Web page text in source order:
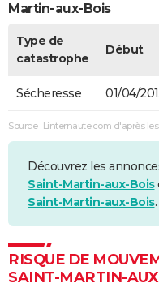
Martin-aux-Bois
Type de
catastrophe
Début
Sécheresse 01/04/
Source : Linternaute.com d'après
Découvrez les
Saint-Martin-aux-Bois
Saint-Martin-aux-Bois.
RISQUE DE
SAINT-MARTIN-